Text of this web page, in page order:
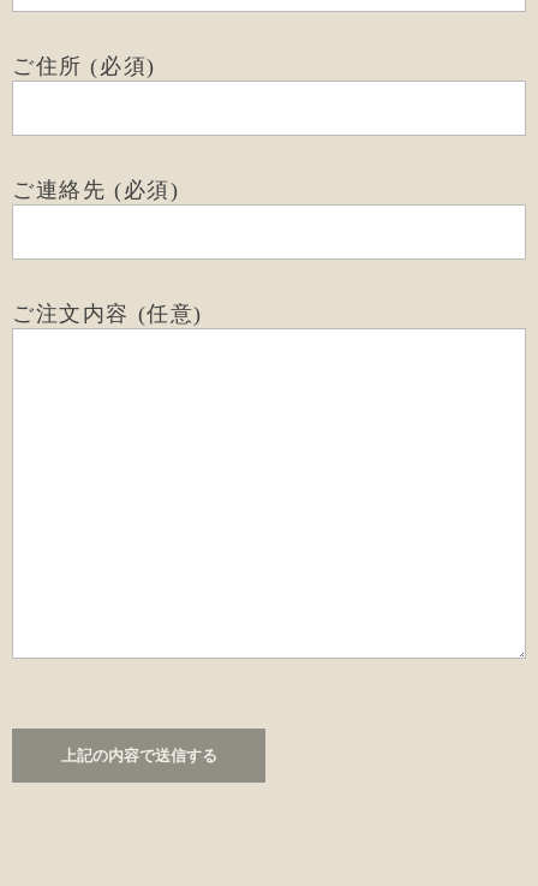
ご住所 (必須)
ご連絡先 (必須)
ご注文内容 (任意)